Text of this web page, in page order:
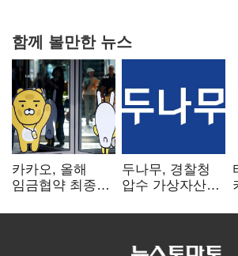
함께 볼만한 뉴스
카카오, 올해
임금협약 최종
인상·격려금
두나무, 경찰청
압수 가상자산
커스터디 사업